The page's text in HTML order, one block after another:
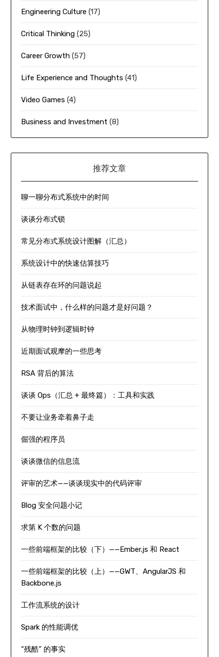
Engineering Culture (17)
Critical Thinking (25)
Career Growth (57)
Life Experience and Thoughts (41)
Video Games (4)
Business and Investment (8)
推荐文章
聊一聊分布式系统中的时间
谈谈分布式锁
常见分布式系统设计图解（汇总）
系统设计中的快速估算技巧
从链表存在环的问题说起
技术面试中，什么样的问题才是好问题？
从物理时钟到逻辑时钟
近期面试观摩的一些思考
RSA 背后的算法
谈谈 Ops（汇总 + 最终篇）：工具和实践
不要让业务牵着鼻子走
倔强的程序员
谈谈微信的信息流
评审的艺术——谈谈现实中的代码评审
Blog 安全问题小记
求第 K 个数的问题
一些前端框架的比较（下）——Ember.js 和 React
一些前端框架的比较（上）——GWT、AngularJS 和
Backbone.js
工作流系统的设计
Spark 的性能调优
“残酷” 的事实